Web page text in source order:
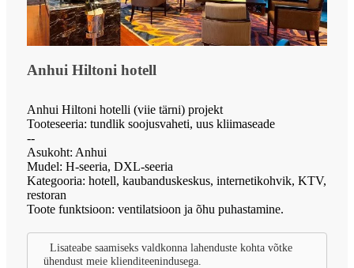
Anhui Hiltoni hotell
Anhui Hiltoni hotelli (viie tärni) projekt
Tooteseeria: tundlik soojusvaheti, uus kliimaseade
--
Asukoht: Anhui
Mudel: H-seeria, DXL-seeria
Kategooria: hotell, kaubanduskeskus, internetikohvik, KTV,
restoran
Toote funktsioon: ventilatsioon ja õhu puhastamine.
Lisateabe saamiseks valdkonna lahenduste kohta võtke
ühendust meie klienditeenindusega.